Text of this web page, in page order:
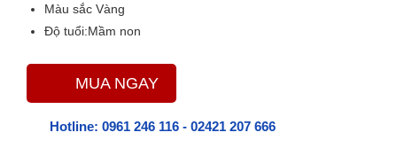
Màu sắc Vàng
Độ tuổi:Mầm non
MUA NGAY
Hotline: 0961 246 116 - 02421 207 666